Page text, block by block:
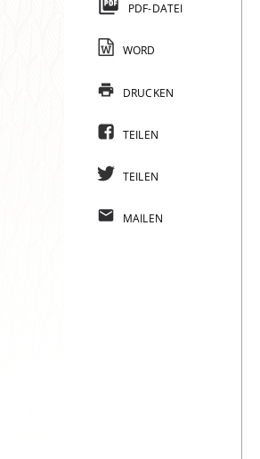
PDF-DATEI
WORD
DRUCKEN
TEILEN
TEILEN
MAILEN